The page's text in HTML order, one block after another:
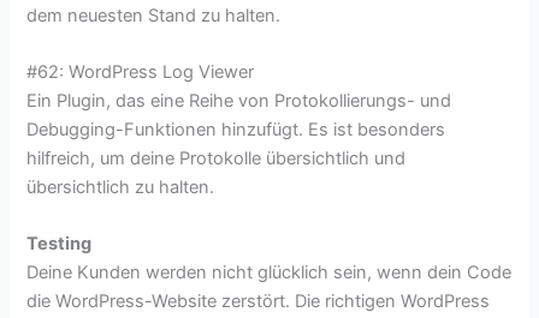
dem neuesten Stand zu halten.
#62: WordPress Log Viewer
Ein Plugin, das eine Reihe von Protokollierungs- und
Debugging-Funktionen hinzufügt. Es ist besonders
hilfreich, um deine Protokolle übersichtlich und
übersichtlich zu halten.
Testing
Deine Kunden werden nicht glücklich sein, wenn dein Code
die WordPress-Website zerstört. Die richtigen WordPress